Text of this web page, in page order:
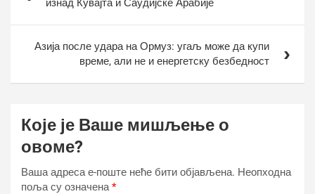
изнад Кувајта и Саудијске Арабије
Азија после удара на Ормуз: угаљ може да купи
време, али не и енергетску безбедност
Које је Ваше мишљење о
овоме?
Ваша адреса е-поште неће бити објављена. Неопходна
поља су означена*